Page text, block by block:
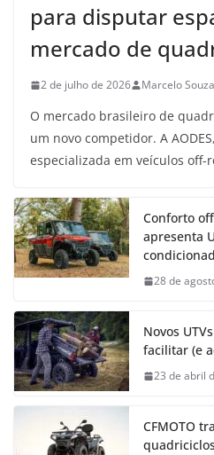
para disputar
mercado de
2 de julho de 2026 Marcelo Souza
O mercado brasileiro de
um novo competidor. A
especializada em veículos off-
Conforto
apresenta
28 de
Novos
facilitar (e
23 de abril
CFMOTO